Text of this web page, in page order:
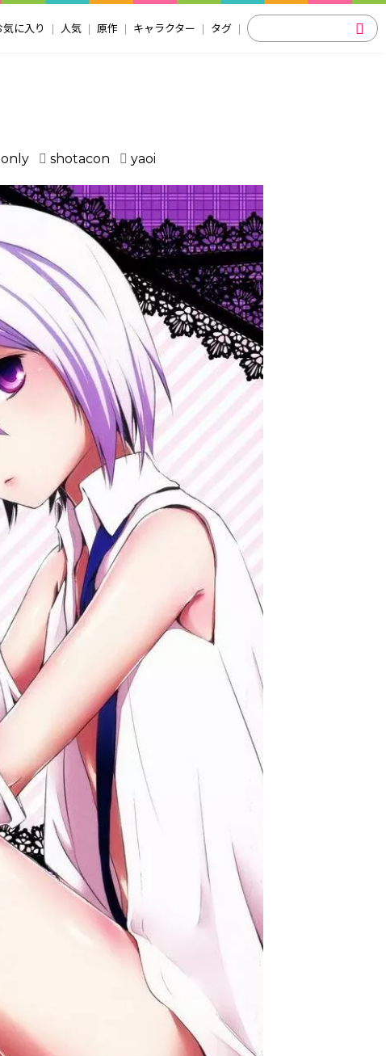
気に入り 人気 原作 キャラクター タグ
shotacon yaoi